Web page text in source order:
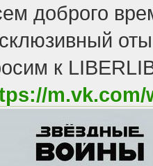
доброго
к
m.vk.com/